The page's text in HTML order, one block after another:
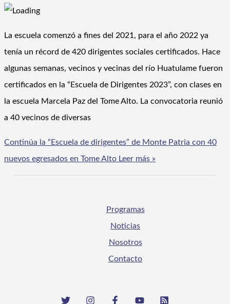
La escuela comenzó a fines del 2021, para el año 2022 ya
tenía un récord de 420 dirigentes sociales certificados. Hace
algunas semanas, vecinos y vecinas del río Huatulame fueron
certificados en la “Escuela de Dirigentes 2023”, con clases en
la escuela Marcela Paz del Tome Alto. La convocatoria reunió
a 40 vecinos de diversas
Continúa la “Escuela de dirigentes” de Monte Patria con 40
nuevos egresados en Tome Alto Leer más »
Programas
Noticias
Nosotros
Contacto